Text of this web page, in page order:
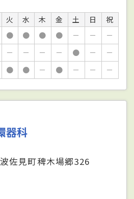
火 水 木 金 土 日
祝
● ● ● ● － －
－
－ － － － ● －
－
● ● － ● － － －
器科
佐見町稗木場郷326